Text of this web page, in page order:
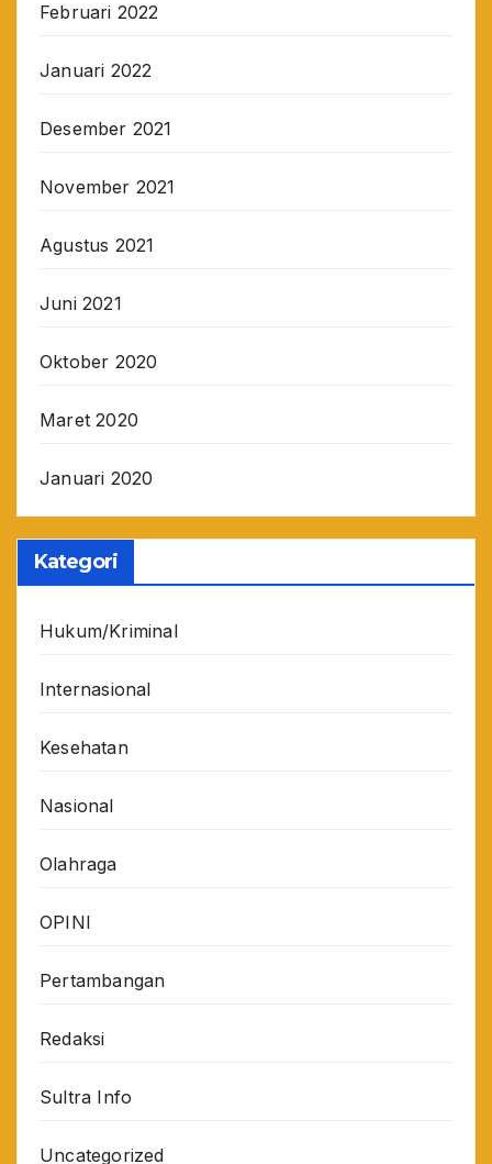
Februari 2022
Januari 2022
Desember 2021
November 2021
Agustus 2021
Juni 2021
Oktober 2020
Maret 2020
Januari 2020
Kategori
Hukum/Kriminal
Internasional
Kesehatan
Nasional
Olahraga
OPINI
Pertambangan
Redaksi
Sultra Info
Uncategorized